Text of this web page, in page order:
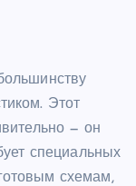
Этот
— он
специальных
схемам,